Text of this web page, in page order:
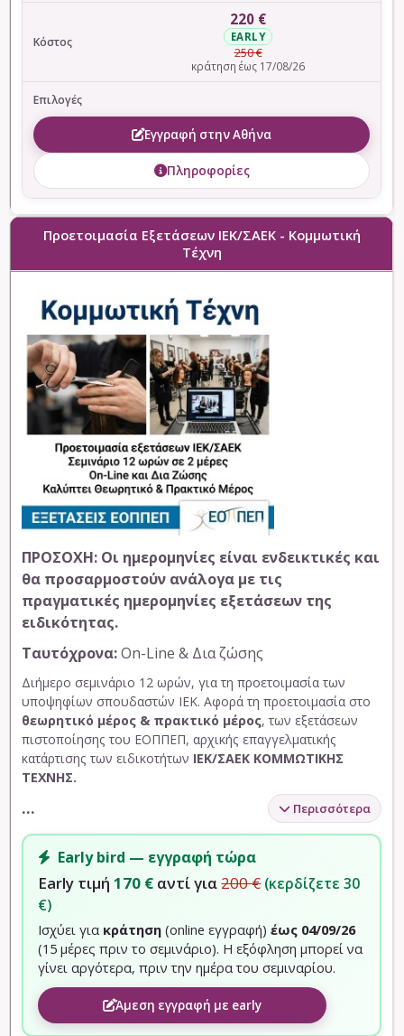
220 €
EARLY
250 €
κράτηση έως 17/08/26
Εγγραφή στην Αθήνα
Πληροφορίες
Προετοιμασία Eξετάσεων ΙΕΚ/ΣΑΕΚ - Κομμωτική
Τέχνη
ΠΡΟΣΟΧΗ: Οι ημερομηνίες είναι ενδεικτικές και
θα προσαρμοστούν ανάλογα με τις
πραγματικές ημερομηνίες εξετάσεων της
ειδικότητας.
Ταυτόχρονα:On-Line & Δια ζώσης
Διήμερο σεμινάριο 12 ωρών, για τη προετοιμασία των
υποψηφίων σπουδαστών ΙΕΚ. Αφορά τη προετοιμασία στο
θεωρητικό μέρος & πρακτικό μέρος, των εξετάσεων
πιστοποίησης του ΕΟΠΠΕΠ, αρχικής επαγγελματικής
κατάρτισης των ειδικοτήτων ΙΕΚ/ΣΑΕΚ ΚΟΜΜΩΤΙΚΗΣ
ΤΕΧΝΗΣ.
… Περισσότερα
Early bird — εγγραφή τώρα
Early τιμή170 € αντί για200 € (κερδίζετε 30
€)
Ισχύει για κράτηση (online εγγραφή)έως 04/09/26
(15 μέρες πριν το σεμινάριο). Η εξόφληση μπορεί να
γίνει αργότερα, πριν την ημέρα του σεμιναρίου.
Άμεση εγγραφή με early